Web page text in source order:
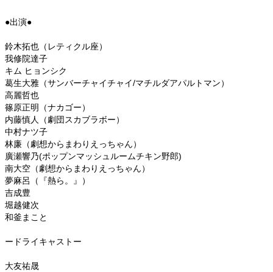
●出演●
鈴木拓也（レティクル座）
我修院達子
キム ヒョンシク
葛生大雅（サンバーチャイチャイ/マチルダアパルトマン）
高麗哲也
篠原正明（ナカゴー）
内藤慎人（劇団スカブラボー）
中村ナツ子
林廉（劇想からまわりえっちゃん）
廣瀬響乃(ポップンマッシュルームチキン野郎)
南大空（劇想からまわりえっちゃん）
夢麻呂（『熱ら。』）
吉成豊
堀越健次
和釜まこと
ードライキャストー
大友祐晟